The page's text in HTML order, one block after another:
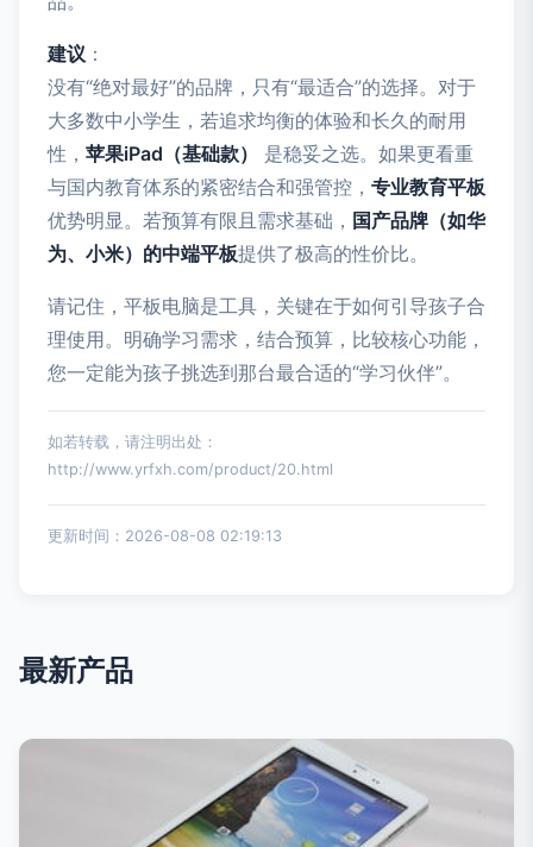
建议 ：
没有“绝对最好”的品牌，只有“最适合”的选择。对于
大多数中小学生，若追求均衡的体验和长久的耐用
性， 苹果iPad（基础款）
是稳妥之选。如果更看重
与国内教育体系的紧密结合和强管控， 专业教育平板
优势明显。若预算有限且需求基础， 国产品牌（如华
为、小米）的中端平板提供了极高的性价比。
请记住，平板电脑是工具，关键在于如何引导孩子合
理使用。明确学习需求，结合预算，比较核心功能，
您一定能为孩子挑选到那台最合适的“学习伙伴”。
如若转载，请注明出处：
http://www.yrfxh.com/product/20.html
更新时间：2026-08-08 02:19:13
最新产品